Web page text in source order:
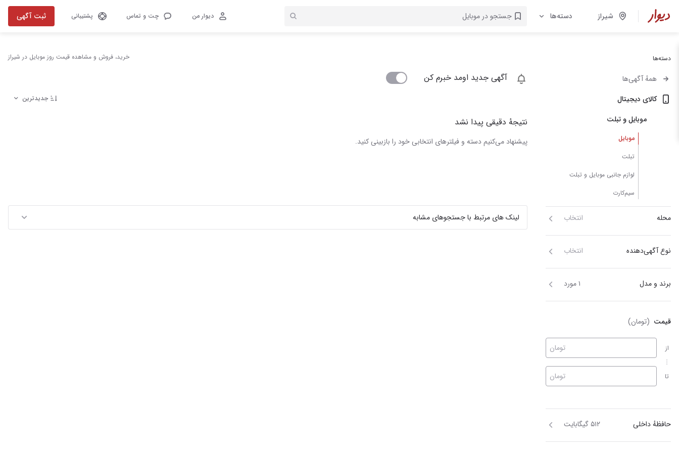
شیراز دسته‌ها دیوار من چت و تماس پشتیبانی ثبت آگهی
دسته‌ها
همهٔ آگهی‌ها
کالای دیجیتال
موبایل و تبلت
موبایل
تبلت
لوازم جانبی موبایل و تبلت
سیم‌کارت
محله انتخاب
نوع آگهی‌دهنده انتخاب
برند و مدل ۱ مورد
قیمت (تومان)
از
تا
تومان
تومان
حافظهٔ داخلی ۵۱۲ گیگابایت
خرید، فروش و مشاهده قیمت روز موبایل در شیراز
آگهی جدید اومد خبرم کن
جدیدترین
نتیجهٔ دقیقی پیدا نشد
پیشنهاد می‌کنیم دسته و فیلترهای انتخابی خود را بازبینی کنید.
لینک های مرتبط با جستجوهای مشابه